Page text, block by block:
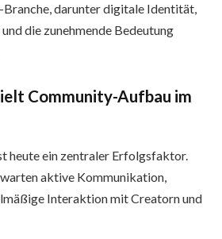
Branche, darunter digitale Identität,
die zunehmende Bedeutung
Community-Aufbau im
heute ein zentraler Erfolgsfaktor.
aktive Kommunikation,
Interaktion mit Creatorn und